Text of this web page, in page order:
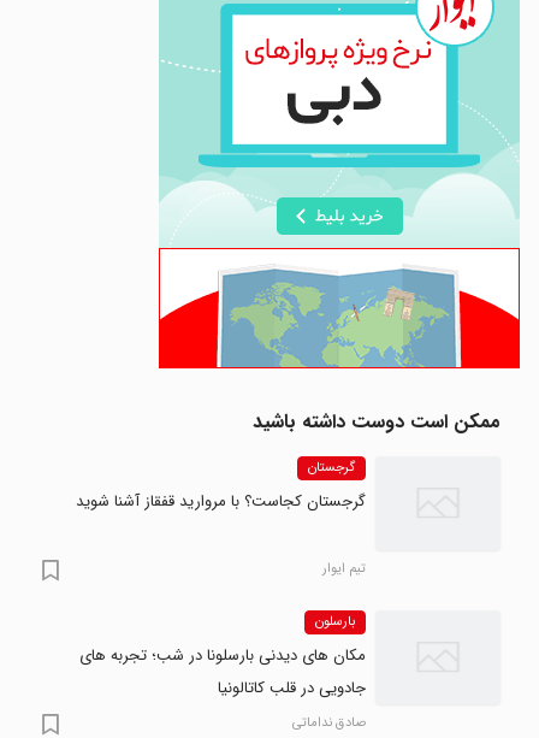
ممکن است دوست داشته باشید
گرجستان
گرجستان کجاست؟ با مروارید قفقاز آشنا شوید
تیم ایوار
بارسلون
مکان های دیدنی بارسلونا در شب؛ تجربه های
جادویی در قلب کاتالونیا
صادق نداماتی